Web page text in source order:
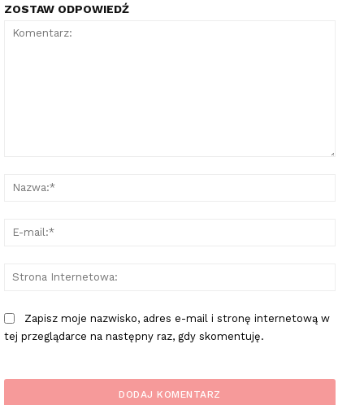
ZOSTAW ODPOWIEDŹ
Zapisz moje nazwisko, adres e-mail i stronę internetową w
tej przeglądarce na następny raz, gdy skomentuję.